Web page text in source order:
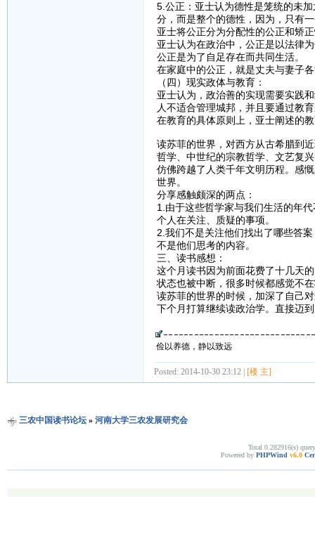
5.公正：亚士认为德性是笼统的未
分，而是整个的德性，因为，只有
亚士将公正分为分配性的公正和矫
亚士认为在政治中，公正是以法律
公正是为了自足存在而共同生活。
在家庭中的公正，就是丈夫与妻子
（四）现实政体与教育：
亚士认为，政治善的实现需要实践
人不适合管理城邦，并且要通过教
在教育的具体原则上，亚士阐述的
读苏菲的世界，对西方从古希腊到
哲学、中世纪的宗教哲学、文艺复
仿佛跨越了人类千年文明历程。感
世界。
分享感触颇深的两点：
1.由于这些哲学家与我们生活的年
个人在关注、质疑的事项。
2.我们不是关注他们找出了哪些答
不是他们思考的内容。
三、读书感想：
这个月读书因为前面花费了十几天
状态也被中断，很多时候都感觉不
读苏菲的世界的时候，加深了自己
下个月打算继续读政治学。直接迈
俭以养德，静以致远
Posted: 2014-10-30 23:12 | [楼 主]
三农中国读书论坛» 河南大学三农发展研究会
Total 0.282916(s)
Powered by PHPWind v6.0